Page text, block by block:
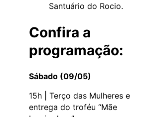
Santuário do Rocio.
Confira a
programação:
Sábado (09/05)
15h | Terço das Mulheres e
entrega do troféu “Mãe